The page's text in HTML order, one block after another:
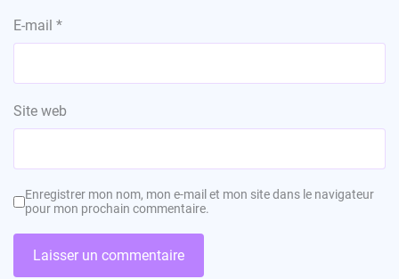
E-mail *
Site web
Enregistrer mon nom, mon e-mail et mon site dans le navigateur
pour mon prochain commentaire.